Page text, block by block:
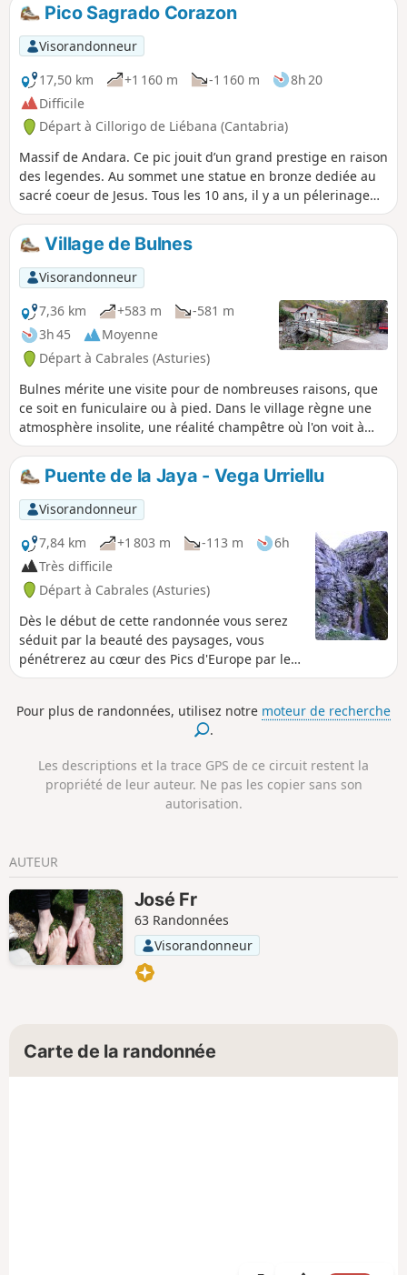
Pico Sagrado Corazon
Visorandonneur
17,50 km
+1 160 m -1 160 m
8h 20
Difficile
Départ à Cillorigo de Liébana (Cantabria)
Massif de Andara. Ce pic jouit d’un grand prestige en raison
des legendes. Au sommet une statue en bronze dediée au
sacré coeur de Jesus. Tous les 10 ans, il y a un pélerinage
depuis 1900. Il ne présente aucune difficulté technique.
L'accès se fait par un parking aménagé du jito de Escandari.
Village de Bulnes
Visorandonneur
7,36 km
+583 m
-581 m
3h 45
Moyenne
Départ à Cabrales (Asturies)
Bulnes mérite une visite pour de nombreuses raisons, que
ce soit en funiculaire ou à pied. Dans le village règne une
atmosphère insolite, une réalité champêtre où l'on voit à
peine une douzaine de voisins, et un bon nombre de
maisons asturiennes, beaucoup en ruines, y compris sa
paroisse. L'intérêt c'est de pouvoir faire un aller ou un
retour par le féniculaire. Mais l'aller et le retour en
randonnée c'est vraiment le top !! Ne pas manquer le
belvédère du Picu Urriellu, également connu sous le nom
de Naranjo de Bulnes, qui se situe à quelques minutes du
village de Bulnes. Il offre une vue panoramique imprenable
sur ce célèbre sommet des Picos de Europa.
Puente de la Jaya - Vega Urriellu
Visorandonneur
7,84 km
+1 803 m -113 m
6h
Très difficile
Départ à Cabrales (Asturies)
Dès le début de cette randonnée vous serez
séduit par la beauté des paysages, vous
pénétrerez au cœur des Pics d'Europe par le
Canal del Tejo, le Canal de Balcosin et le Canal
Urriellu où vous attend un panorama
d’exception sur les montagnes lunaires et sur
Vous passerez la nuit au Refuge de Urriellu
(1955m) situé au pied du mythique Picu
Pour plus de randonnées, utilisez notre moteur de recherche
.
Les descriptions et la trace GPS de ce circuit restent la
propriété de leur auteur. Ne pas les copier sans son
autorisation.
AUTEUR
José Fr
63 Randonnées
Visorandonneur
Carte de la randonnée